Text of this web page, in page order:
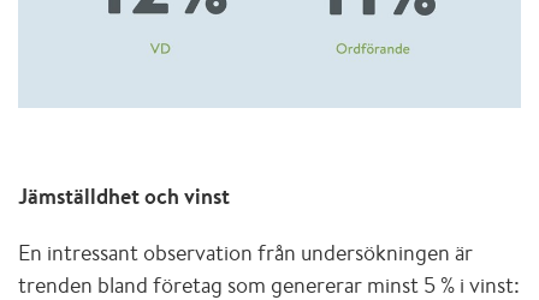
Jämställdhet och vinst
En intressant observation från undersökningen är
trenden bland företag som genererar minst 5 % i vinst: